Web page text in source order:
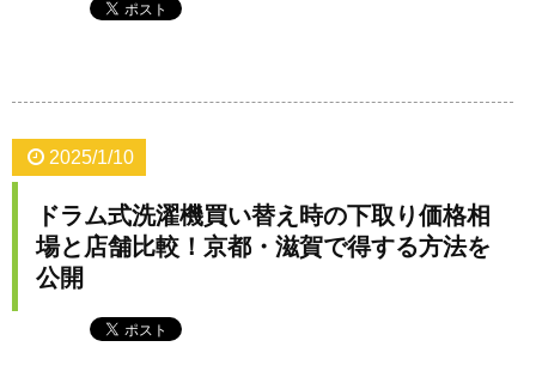
2025/1/10
ドラム式洗濯機買い替え時の下取り価格相
場と店舗比較！京都・滋賀で得する方法を
公開